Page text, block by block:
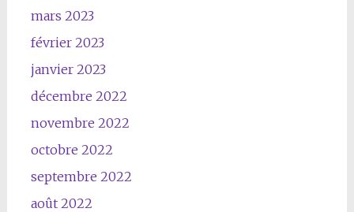
mars 2023
février 2023
janvier 2023
décembre 2022
novembre 2022
octobre 2022
septembre 2022
août 2022